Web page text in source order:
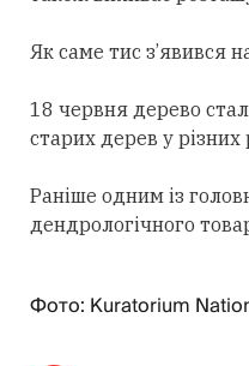
Як саме тис з’явився
18 червня дерево
старих дерев у
Раніше одним із
дендрологічного
Фото: Kuratorium